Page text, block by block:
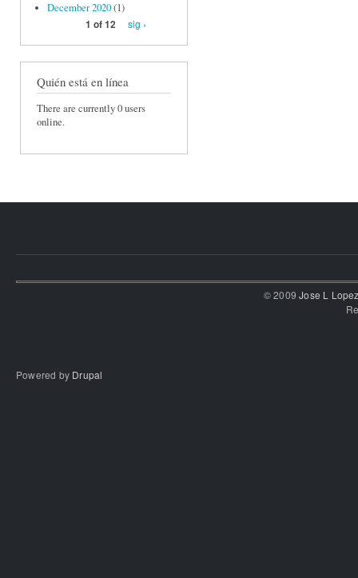
December 2020(1)
1 of 12
sig ›
Quién está en línea
There are currently 0 users
online.
© 2009Jose L
Powered by Drupal